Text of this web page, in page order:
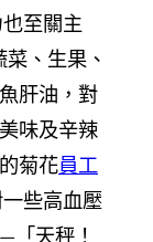
至關主
菜、生果、
肝油，對
味及辛辣
菊花員工
些高血壓
「天秤！